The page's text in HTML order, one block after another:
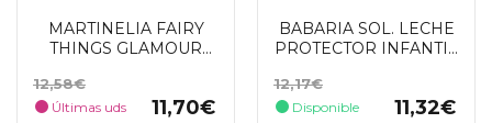
MARTINELIA FAIRY
THINGS GLAMOUR
Precio
base
12,58€
Últimas uds
Precio
11,70€
BABARIA SOL. LECHE
PROTECTOR INFANTIL
Precio
base
12,17€
Disponible
Precio
11,32€